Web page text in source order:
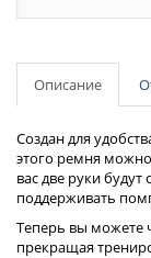
Описание
Создан для
этого ремня
вас две руки
поддерживать
Теперь вы можете
прекращая